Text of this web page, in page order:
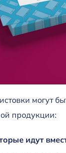
могут
продукции:
идут